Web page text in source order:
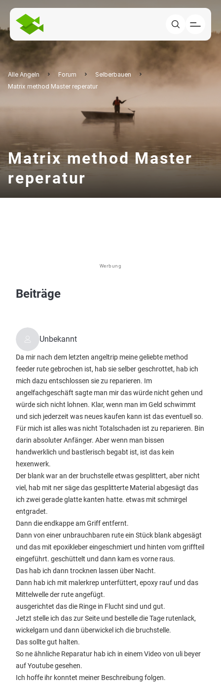
Alle Angeln Forum
Selberbauen
Matrix method Master reperatur
Matrix method Master
reperatur
Werbung
Beiträge
Unbekannt
Da mir nach dem letzten angeltrip meine geliebte method
feeder rute gebrochen ist, hab sie selber geschrottet, hab ich
mich dazu entschlossen sie zu reparieren. Im
angelfachgeschäft sagte man mir das würde nicht gehen und
würde sich nicht lohnen. Klar, wenn man im Geld schwimmt
und sich jederzeit was neues kaufen kann ist das eventuell so.
Für mich ist alles was nicht Totalschaden ist zu reparieren. Bin
darin absoluter Anfänger. Aber wenn man bissen
handwerklich und bastlerisch begabt ist, ist das kein
hexenwerk.
Der blank war an der bruchstelle etwas gesplittert, aber nicht
viel, hab mit ner säge das gesplitterte Material abgesägt das
ich zwei gerade glatte kanten hatte. etwas mit schmirgel
entgradet.
Dann die endkappe am Griff entfernt.
Dann von einer unbrauchbaren rute ein Stück blank abgesägt
und das mit epoxikleber eingeschmiert und hinten vom griffteil
eingeführt. geschüttelt und dann kam es vorne raus.
Das hab ich dann trocknen lassen über Nacht.
Dann hab ich mit malerkrep unterfüttert, epoxy rauf und das
Mittelwelle der rute angefügt.
ausgerichtet das die Ringe in Flucht sind und gut.
Jetzt stelle ich das zur Seite und bestelle die Tage rutenlack,
wickelgarn und dann überwickel ich die bruchstelle.
Das sollte gut halten.
So ne ähnliche Reparatur hab ich in einem Video von uli beyer
auf Youtube gesehen.
Ich hoffe ihr konntet meiner Beschreibung folgen.